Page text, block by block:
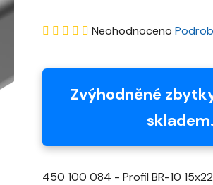
Průměrné
produktu
je
0,0
5
Neohodnoceno
Zvýhodněné
skladem.
450 100 084 - Profil BR-10